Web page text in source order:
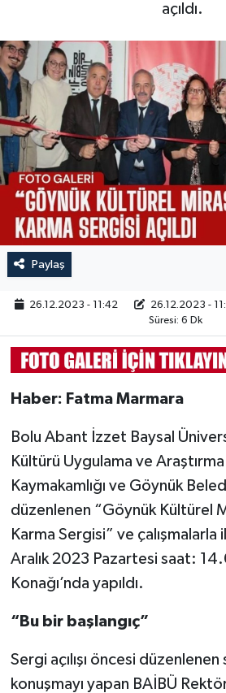
açıldı.
Paylaş
26.12.2023 - 11:42 26.12.2023 -
Süresi: 6 Dk
Haber: Fatma Marmara
Bolu Abant İzzet Baysal
Kültürü Uygulama ve
Kaymakamlığı ve Göynük
düzenlenen “Göynük Kültürel
Karma Sergisi” ve çalışmalarla
Aralık 2023 Pazartesi saat:
Konağı’nda yapıldı.
“Bu bir başlangıç”
Sergi açılışı öncesi düzenlenen
konuşmayı yapan BAİBÜ